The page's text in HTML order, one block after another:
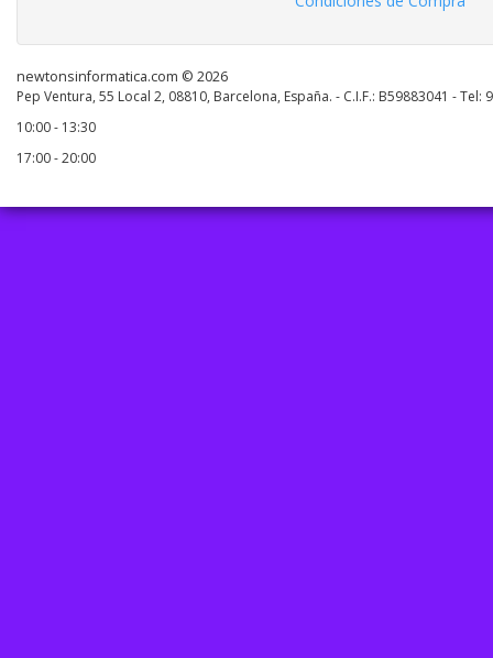
newtonsinformatica.com © 2026
Pep Ventura, 55 Local 2, 08810, Barcelona, España. - C.I.F.: B59883041 - Tel:
10:00 - 13:30
17:00 - 20:00